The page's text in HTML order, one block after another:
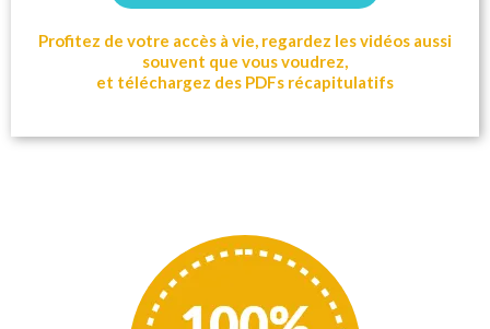
Profitez de votre accès à vie, regardez les vidéos aussi
souvent que vous voudrez,
et téléchargez des PDFs récapitulatifs